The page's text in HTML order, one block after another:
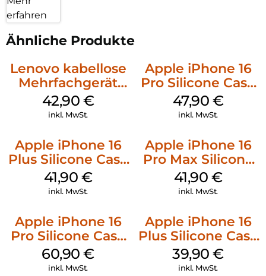
erfahren
Ähnliche Produkte
Lenovo kabellose
Mehrfachgerät
Luna Grey
42,90 €
inkl. MwSt.
Apple iPhone 16
Pro Silicone Case
MagSafe Denim
47,90 €
inkl. MwSt.
Apple iPhone 16
Plus Silicone Case
MagSafe Stone
Gray
41,90 €
inkl. MwSt.
Apple iPhone 16
Pro Max Silicone
Case MagSafe
Ultramarine
41,90 €
inkl. MwSt.
Apple iPhone 16
Pro Silicone Case
MagSafe Stone
Gray
60,90€
inkl. MwSt.
Apple iPhone 16
Plus Silicone Case
MagSafe Plum
39,90€
inkl. MwSt.